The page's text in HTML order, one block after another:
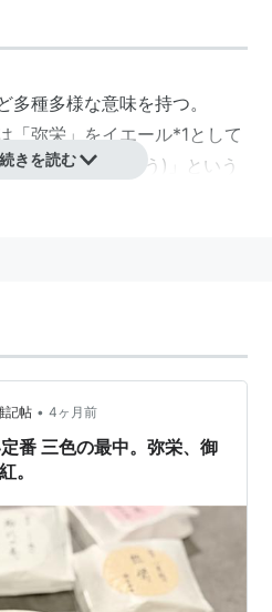
種多様な意味を持つ。
「弥栄」をイエール*1 として
やさかさんしょう)」という
きを読む
記帖 • 4ヶ月前
番 三色の最中。弥栄、御
。